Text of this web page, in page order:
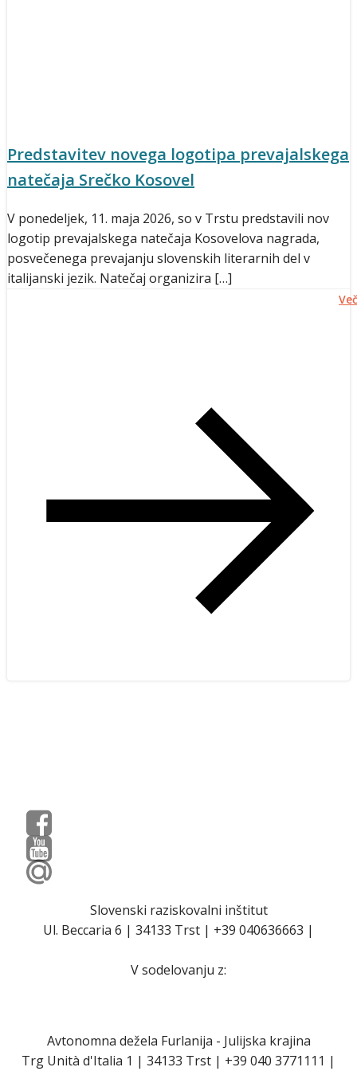
Predstavitev novega logotipa prevajalskega
natečaja Srečko Kosovel
V ponedeljek, 11. maja 2026, so v Trstu predstavili nov
logotip prevajalskega natečaja Kosovelova nagrada,
posvečenega prevajanju slovenskih literarnih del v
italijanski jezik. Natečaj organizira […]
Več
Slovenski raziskovalni inštitut
Ul. Beccaria 6 | 34133 Trst | +39 040636663 |
V sodelovanju z:
Avtonomna dežela Furlanija - Julijska krajina
Trg Unità d'Italia 1 | 34133 Trst | +39 040 3771111 |